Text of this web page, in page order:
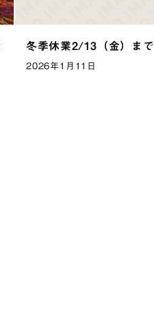
冬季休業2/13（金）まで
2026年1月11日